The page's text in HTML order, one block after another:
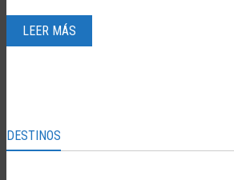
LEER MÁS
DESTINOS